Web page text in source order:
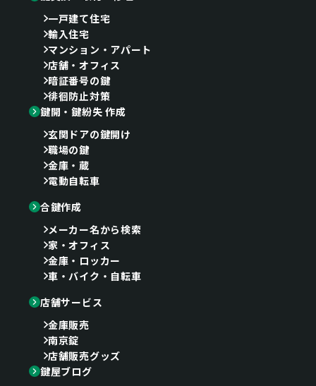
一戸建て住宅
輸入住宅
マンション・アパート
店舗・オフィス
暗証番号の鍵
徘徊防止対策
鍵開・鍵紛失 作成
玄関ドアの鍵開け
職場の鍵
金庫・蔵
電動自転車
合鍵作成
メーカー名から検索
家・オフィス
金庫・ロッカー
車・バイク・自転車
店舗サービス
金庫販売
南京錠
店舗販売グッズ
鍵屋ブログ